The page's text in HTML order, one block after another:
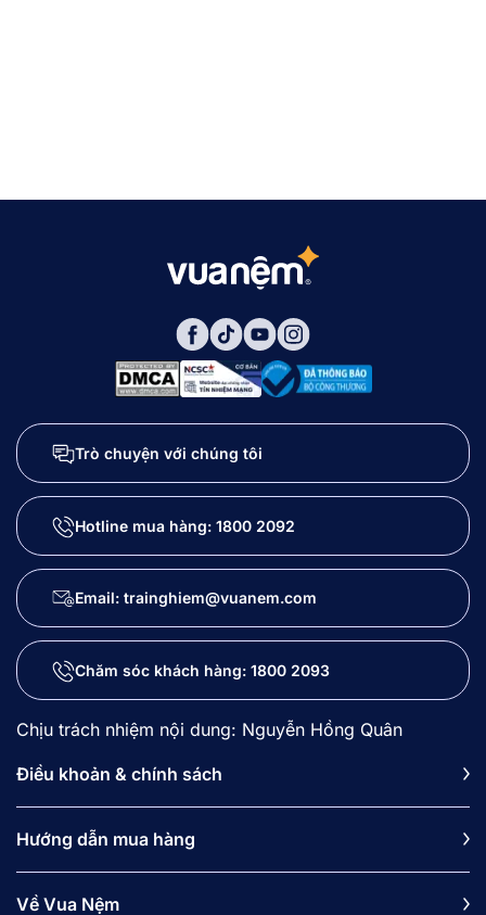
Trò chuyện với chúng tôi
Hotline mua hàng: 1800 2092
Email: trainghiem@vuanem.com
Chăm sóc khách hàng: 1800 2093
Chịu trách nhiệm nội dung: Nguyễn Hồng Quân
Điều khoản & chính sách
Hướng dẫn mua hàng
Về Vua Nệm